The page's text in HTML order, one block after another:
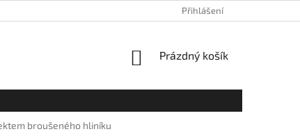
Přihlášení
NÁKUPNÍ
Prázdný košík
broušeného hliníku